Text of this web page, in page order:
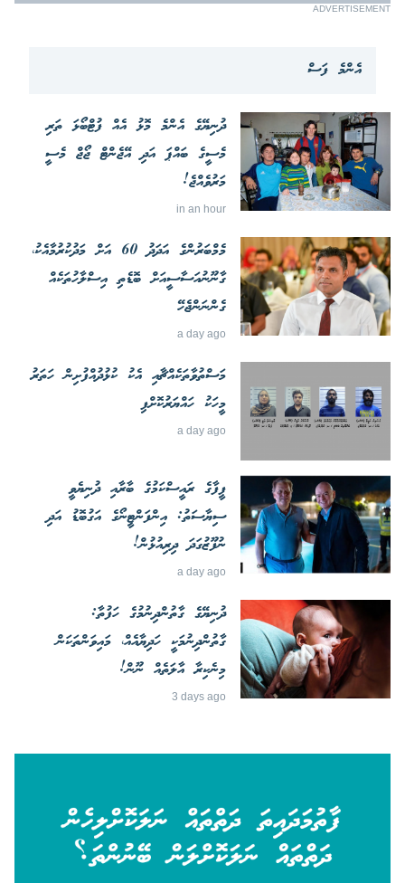
ADVERTISEMENT
އެންމެ ފަސް
ދުނިޔޭގެ އެންމެ މޮޅު އެއް ފުޓްބޯޅަ ތަރި
މެސީގެ ބައްޕަ އަދި އޭޖެންޓް ޖޯޖް މެސީ
މަރުވެއްޖެ!
in an hour
މެމްބަރުންގެ އަދަދު 60 އަށް މަދުކުރުމާއެކު،
ގާނޫނުއަސާސީއަށް ބޮޑެތި އިސްލާހުތަކެއް
ގެންނަންޖެހޭ
a day ago
މަސްތުވާތަކެއްޗާއި އެކު ކުޅުދުއްފުށިން ހަތަރު
މީހަކު ހައްޔަރުކޮށްފި
a day ago
ފީފާގެ ރައީސްކަމުގެ ބާރާއި ދުނިޔެވީ
ސިޔާސަތު: އިންފަންޓީނޯގެ އަގުބޮޑު އަދި
ނުފޫޒުގަދަ ދިރިއުޅުން!
a day ago
ދުނިޔޭގެ ގާތުންދިނުމުގެ ހަފުތާ:
ގާތުންދިނުމަކީ ހަދިޔާއެއް، މައިވަންތަކަން
މިނެކިރާ އާލަތެއް ނޫން!
3 days ago